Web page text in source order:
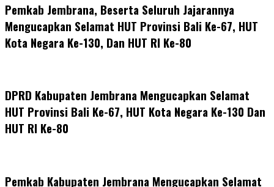
Pemkab Jembrana, Beserta Seluruh Jajarannya
Mengucapkan Selamat HUT Provinsi Bali Ke-67, HUT
Kota Negara Ke-130, Dan HUT RI Ke-80
DPRD Kabupaten Jembrana Mengucapkan Selamat
HUT Provinsi Bali Ke-67, HUT Kota Negara Ke-130 Dan
HUT RI Ke-80
Pemkab Kabupaten Jembrana Mengucapkan Selamat